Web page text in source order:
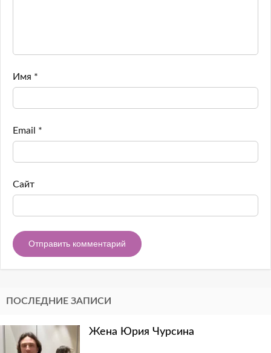
Имя *
Email *
Сайт
ПОСЛЕДНИЕ ЗАПИСИ
Жена Юрия Чурсина